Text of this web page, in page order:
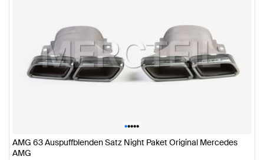
•••••
AMG 63 Auspuffblenden Satz Night Paket Original Mercedes
AMG